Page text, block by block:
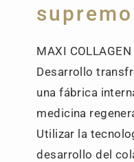
supremo
MAXI COLLAGEN
Desarrollo
una fábrica
medicina
Utilizar la
desarrollo del